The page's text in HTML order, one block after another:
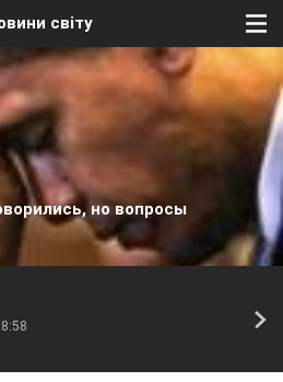
світу
но вопросы